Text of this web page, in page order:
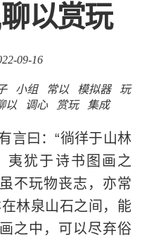
以赏玩
09-16
小组 常以 模拟器
玩
以 调心 赏玩 集成
言曰：“徜徉于山林
夷犹于诗书图画之
不玩物丧志，亦常
林泉山石之间，能
之中，可以尽弃俗